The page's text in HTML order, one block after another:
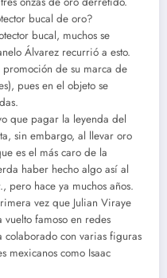
bucal de oro?
bucal, muchos se
Álvarez recurrió a esto.
de su marca de
pues en el objeto se
que pagar la leyenda del
sin embargo, al llevar oro
es el más caro de la
haber hecho algo así al
pero hace ya muchos años.
vez que Julian Viraye
vuelto famoso en redes
colaborado con varias figuras
mexicanos como Isaac